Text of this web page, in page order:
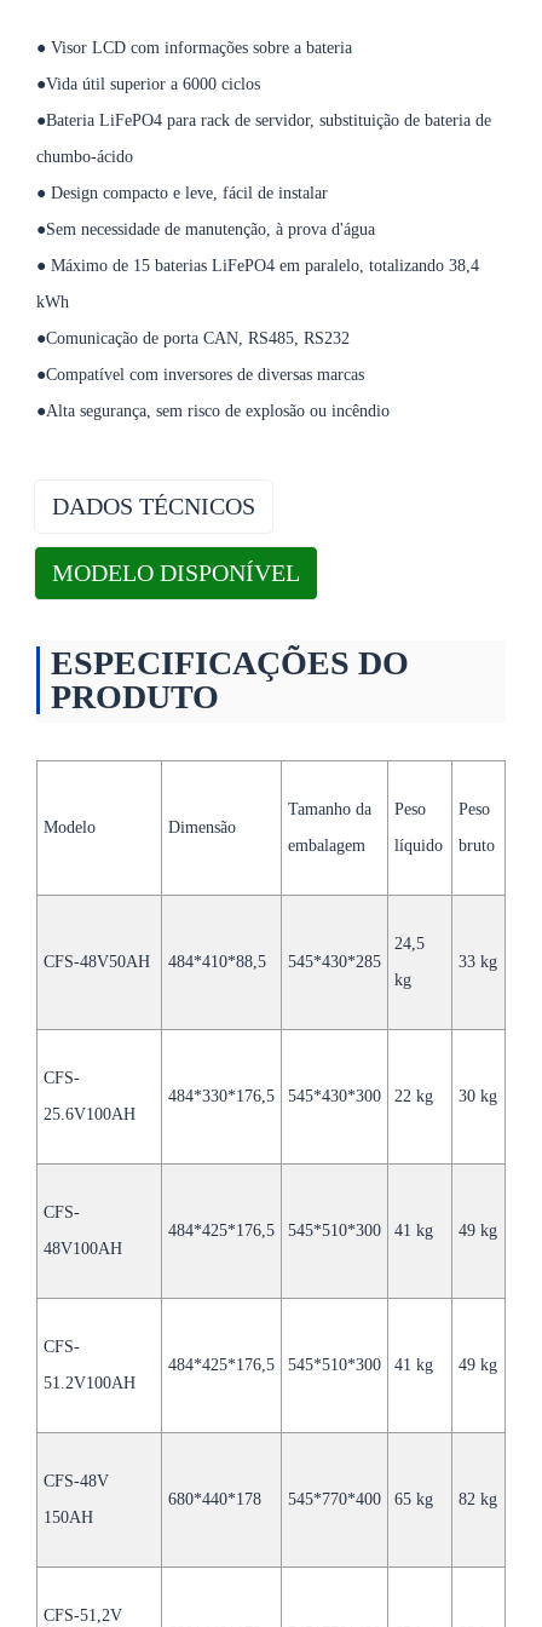
● Visor LCD com informações sobre a bateria
●Vida útil superior a 6000 ciclos
●Bateria LiFePO4 para rack de servidor, substituição de bateria de
chumbo-ácido
● Design compacto e leve, fácil de instalar
●Sem necessidade de manutenção, à prova d'água
● Máximo de 15 baterias LiFePO4 em paralelo, totalizando 38,4
kWh
●Comunicação de porta CAN, RS485, RS232
●Compatível com inversores de diversas marcas
●Alta segurança, sem risco de explosão ou incêndio
DADOS TÉCNICOS
MODELO DISPONÍVEL
PRODUTO
100Ah
25,6 V
Tensão de carregamento 25,8V
100A
Energia Nominal 2,56 kWh
Energia disponível 2,2 kWh
Paralelo:
paralelo para 1500Ah
Nível de impermeabilidade IP20
Porta de comunicação
Bluetooth
ESPECIFICAÇÕES DO
PRODUTO
Modelo Dimensão
Tamanho da
embalagem
Peso
líquido
Peso
bruto
CFS-48V50AH 484*410*88,5 545*430*285
24,5
kg
33 kg
CFS-
25.6V100AH
484*330*176,5 545*430*300 22 kg 30 kg
CFS-
48V100AH
484*425*176,5 545*510*300 41 kg 49 kg
CFS-
51.2V100AH
484*425*176,5 545*510*300 41 kg 49 kg
CFS-48V
150AH
680*440*178 545*770*400 65 kg 82 kg
CFS-51,2V